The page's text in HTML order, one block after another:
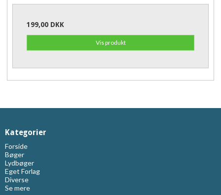
199,00 DKK
Vis produkt
Kategorier
Forside
Bøger
Lydbøger
Eget Forlag
Diverse
Se mere